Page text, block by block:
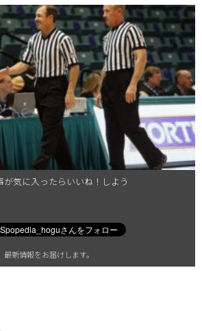
が気に入ったらいいね！しよう
最新情報をお届けします。